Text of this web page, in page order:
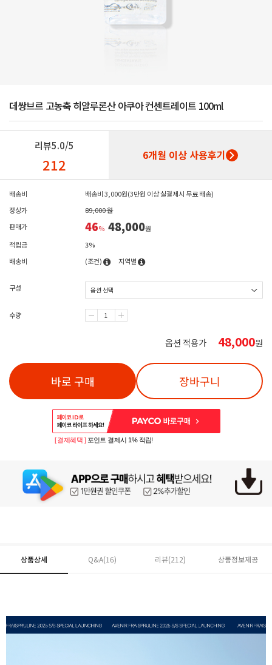
데쌍브르 고농축 히알루론산 아쿠아 컨센트레이트 100ml
리뷰5.0/5
212 6개월 이상 사용후기
배송비
배송비 3,000원(3만원 이상 실결제시 무료 배송)
정상가
89,000 원
판매가
46% 48,000원
적립금
3%
배송비
(조건) 지역별
구성
수량
옵션 적용가 48,000원
바로 구매 장바구니
[ 결제혜택 ] 포인트 결제시 1% 적립!
상품상세 Q&A(16) 리뷰(212) 상품정보제공